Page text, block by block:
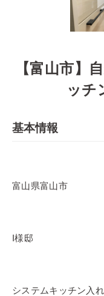
【富山市】
ッチ
基本情報
富山県富山市
I様邸
システムキッチン入れ